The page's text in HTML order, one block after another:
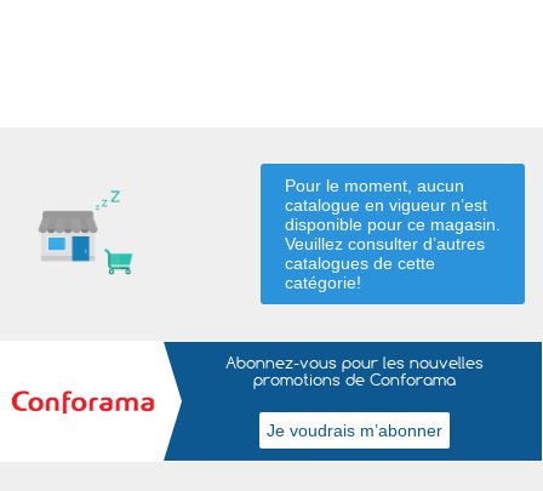
Pour le moment, aucun
catalogue en vigueur n’est
disponible pour ce magasin.
Veuillez consulter d’autres
catalogues de cette
catégorie!
Abonnez-vous pour les nouvelles
promotions de Conforama